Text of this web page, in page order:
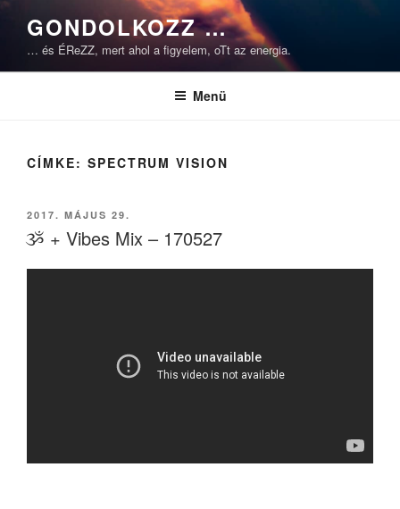
Tartalomhoz
GONDOLKOZZ …
… és ÉReZZ, mert ahol a figyelem, oTt az energia.
Menü
CÍMKE: SPECTRUM VISION
BEKÜLDVE:
2017. MÁJUS 29.
ૐ + Vibes Mix – 170527